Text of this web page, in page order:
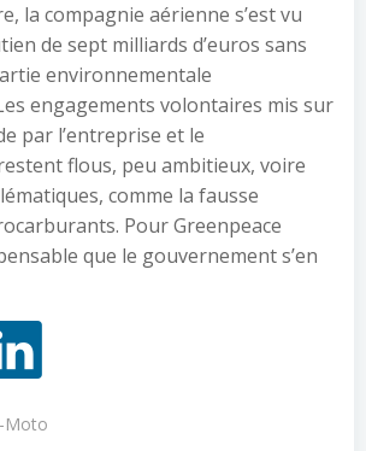
la compagnie aérienne s’est vu
de sept milliards d’euros sans
environnementale
engagements volontaires mis sur
par l’entreprise et le
flous, peu ambitieux, voire
comme la fausse
Pour Greenpeace
que le gouvernement s’en
Moto